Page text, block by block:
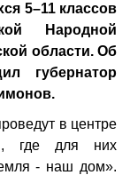
5–11 классов
Народной
области. Об
губернатор
в центре
где для них
- наш дом».